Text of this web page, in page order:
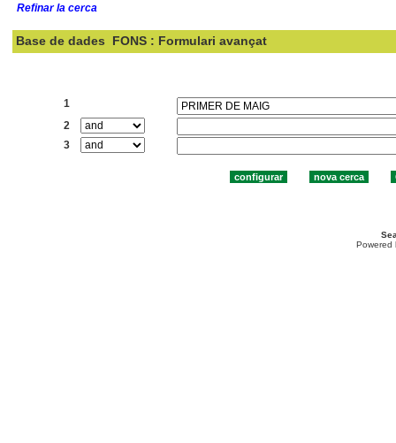
Refinar la cerca
Base de dades FONS : Formulari avançat
1
2
3